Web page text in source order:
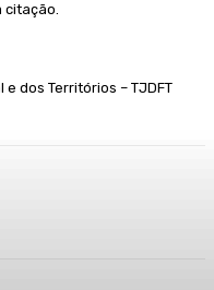
dos Territórios – TJDFT